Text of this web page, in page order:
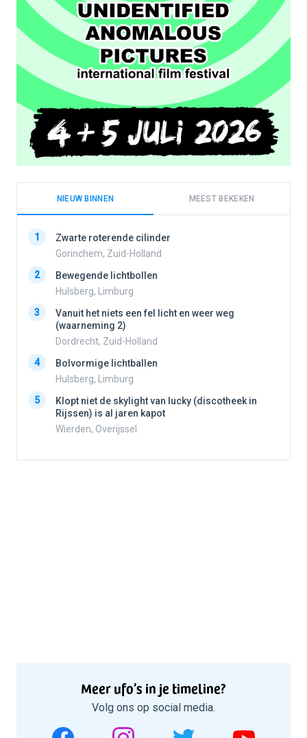
NIEUW BINNEN MEEST BEKEKEN
1
Zwarte roterende cilinder
Gorinchem, Zuid-Holland
2
Bewegende lichtbollen
Hulsberg, Limburg
3
Vanuit het niets een fel licht en weer weg
(waarneming 2)
Dordrecht, Zuid-Holland
4
Bolvormige lichtballen
Hulsberg, Limburg
5
Klopt niet de skylight van lucky (discotheek in
Rijssen) is al jaren kapot
Wierden, Overijssel
Meer ufo’s in je timeline?
Volg ons op social media.